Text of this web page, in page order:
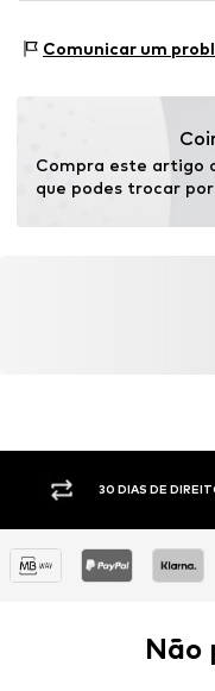
89537 Giengen an der
Comunicar um
Compra este artigo
que podes trocar
30 DIAS DE
Não